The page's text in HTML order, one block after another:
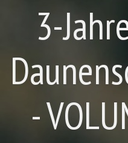
3-
-